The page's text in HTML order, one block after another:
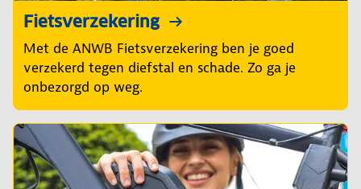
Fietsverzekering
Met de ANWB Fietsverzekering ben je goed
verzekerd tegen diefstal en schade. Zo ga je
onbezorgd op weg.